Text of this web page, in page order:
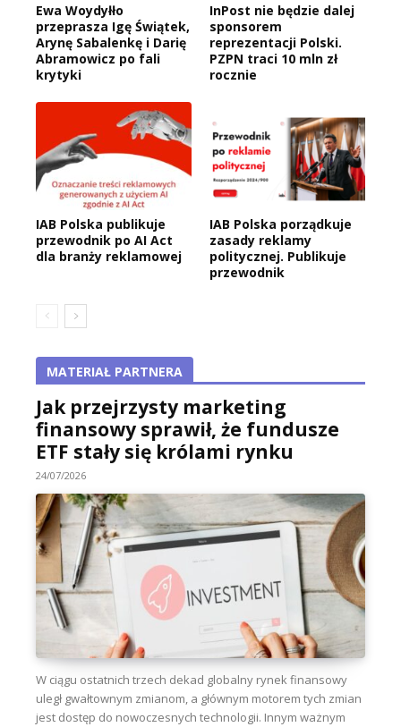
Ewa Woydyłło
przeprasza Igę Świątek,
Arynę Sabalenkę i Darię
Abramowicz po fali
krytyki
InPost nie będzie dalej
sponsorem
reprezentacji Polski.
PZPN traci 10 mln zł
rocznie
IAB Polska publikuje
przewodnik po AI Act
dla branży reklamowej
IAB Polska porządkuje
zasady reklamy
politycznej. Publikuje
przewodnik
MATERIAŁ PARTNERA
Jak przejrzysty marketing
finansowy sprawił, że fundusze
ETF stały się królami rynku
24/07/2026
W ciągu ostatnich trzech dekad globalny rynek finansowy
uległ gwałtownym zmianom, a głównym motorem tych zmian
jest dostęp do nowoczesnych technologii. Innym ważnym